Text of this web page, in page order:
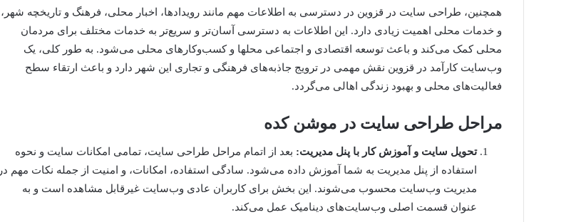
همچنین، طراحی سایت در قزوین در دسترسی به اطلاعات مهم مانند رویدادها، اخبار محلی، فرهنگ و تاریخچه شهر،
و خدمات محلی اهمیت زیادی دارد. این اطلاعات به دسترسی آسان‌تر و سریع‌تر به خدمات مختلف برای مردمان
محلی کمک می‌کند و باعث توسعه اقتصادی و اجتماعی محلها و کسب‌وکارهای محلی می‌شود. به طور کلی، یک
وب‌سایت کارآمد در قزوین نقش مهمی در ترویج جاذبه‌های فرهنگی و تجاری این شهر دارد و باعث ارتقاء سطح
فعالیت‌های محلی و بهبود زندگی اهالی می‌گردد.
مراحل طراحی سایت در موشن کده
تحویل سایت و آموزش کار با پنل مدیریت: بعد از اتمام مراحل طراحی سایت، تمامی امکانات سایت و نحوه
استفاده از پنل مدیریت به شما آموزش داده می‌شود. سادگی استفاده، امکانات، و امنیت از جمله نکات مهم در
مدیریت وب‌سایت محسوب می‌شوند. این بخش برای کاربران عادی وب‌سایت غیرقابل مشاهده است و به
عنوان قسمت اصلی وب‌سایت‌های دینامیک عمل می‌کند.